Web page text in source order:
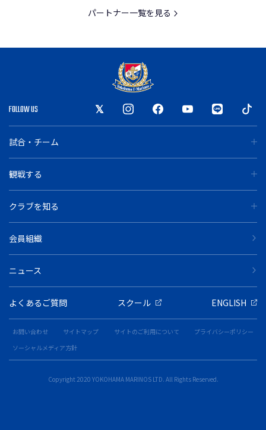
パートナー一覧を見る
FOLLOW US
試合・チーム
観戦する
クラブを知る
会員組織
ニュース
よくあるご質問 スクール ENGLISH
お問い合わせ サイトマップ サイトのご利用について
プライバシーポリシー
ソーシャルメディア方針
Copyright 2020 YOKOHAMA MARINOS LTD. All Rights Reserved.